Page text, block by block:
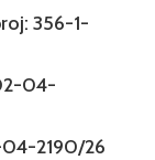
356-1-
04-
2190/26